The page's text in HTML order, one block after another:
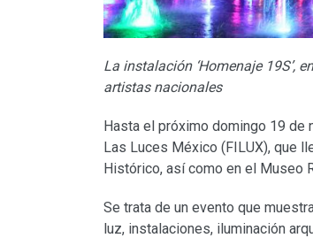
La instalación ‘Homenaje 19S’,
artistas nacionales
Hasta el próximo domingo 19 de
Las Luces México (FILUX), que
Histórico, así como en el Museo
Se trata de un evento que
luz, instalaciones, iluminación